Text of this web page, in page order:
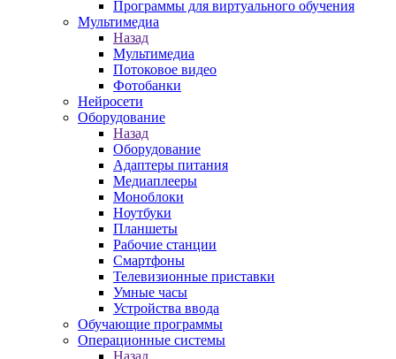
Программы для виртуального обучения
Мультимедиа
Назад
Мультимедиа
Потоковое видео
Фотобанки
Нейросети
Оборудование
Назад
Оборудование
Адаптеры питания
Медиаплееры
Моноблоки
Ноутбуки
Планшеты
Рабочие станции
Смартфоны
Телевизионные приставки
Умные часы
Устройства ввода
Обучающие программы
Операционные системы
Назад